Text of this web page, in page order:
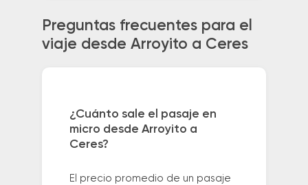
Preguntas frecuentes para el
viaje desde Arroyito a Ceres
¿Cuánto sale el pasaje en
micro desde Arroyito a
Ceres?
El precio promedio de un pasaje